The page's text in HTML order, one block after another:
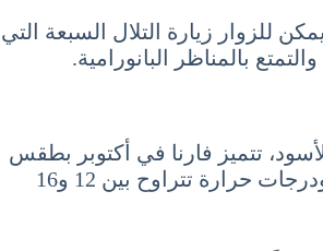
للزوار زيارة التلال السبعة التي
بالمناظر البانورامية.
تتميز فارنا في أكتوبر بطقس
مشمس إلى غائم ودرجات حرارة تتراوح بين 12 و16